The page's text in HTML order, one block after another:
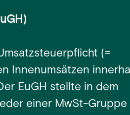
(=
Innenumsätzen
EuGH stellte in dem
einer MwSt-Gruppe